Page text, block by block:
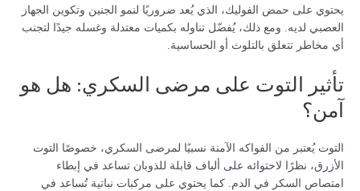
يحتوي على حمض الفوليك، الذي يُعد ضروريًا لنمو الجنين وتكوين الجهاز
العصبي لديه. ومع ذلك، يُفضّل تناوله بكميات معتدلة وغسله جيدًا لتجنب
أي مخاطر تتعلق بالتلوث أو الحساسية.
تأثير التوت على مرضى السكري: هل هو
آمن؟
التوت يُعتبر من الفواكه الآمنة نسبيًا لمرضى السكري، خصوصًا التوت
الأزرق، نظرًا لاحتوائه على ألياف قابلة للذوبان تساعد في إبطاء
امتصاص السكر في الدم. كما يحتوي على مركبات نباتية تُساعد في